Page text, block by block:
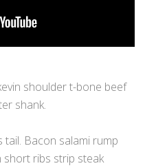
shoulder t-bone beef
shank.
tail. Bacon salami rump
short ribs strip steak